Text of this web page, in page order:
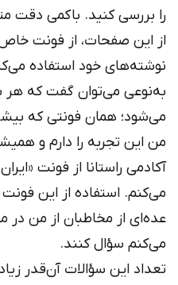
را بررسی کنید. باکمی دقت
از این صفحات، از فونت
نوشته‌های خود استفاده
به‌نوعی می‌توان گفت که هر
می‌شود؛ همان فونتی که
من این تجربه را دارم و
آکادمی راستانا از فونت
می‌کنم. استفاده از این فونت
عده‌ای از مخاطبان از من در
می‌کنم سؤال کنند.
تعداد این سؤالات آن‌قدر